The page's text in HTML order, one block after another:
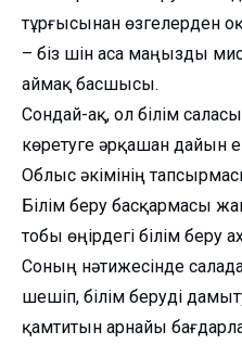
тұрғысынан өзгелерден
– біз үшін аса маңызды
аймақ басшысы.
Сондай-ақ, ол білім
көретуге әрқашан дайын
Облыс әкімінің
Білім беру басқармасы
тобы өңірдегі білім беру
Соның нәтижесінде
шешіп, білім беруді
қамтитын арнайы